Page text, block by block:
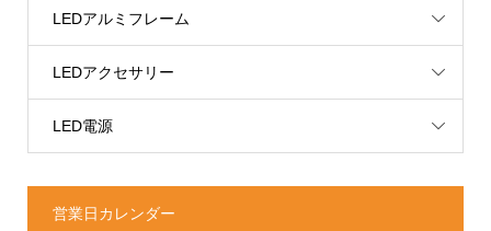
LEDアルミフレーム
LEDアクセサリー
LED電源
営業日カレンダー